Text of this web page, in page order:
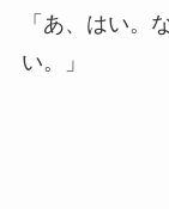
「あ、はい。
い。」